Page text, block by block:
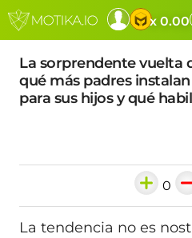
x 0.00
La sorprendente vuelta
qué más padres
para sus hijos y qué
0
La tendencia no es